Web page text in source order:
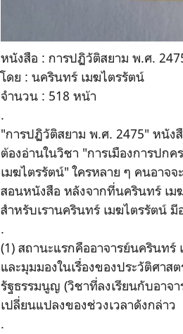
หนังสือ : การปฏิวัติสยาม พ.ศ.
โดย : นครินทร์ เมฆไตรรัตน์
จำนวน : 518 หน้า
.
"การปฏิวัติสยาม พ.ศ. 2475" หนัง
ต้องอ่านในวิชา "การเมืองการปก
เมฆไตรรัตน์" ใครหลาย ๆ คนอาจ
สอนหนังสือ หลังจากที่นครินทร์ เม
สำหรับเรานครินทร์ เมฆไตรรัตน์
.
(1) สถานะแรกคืออาจารย์นครินท
และมุมมองในเรื่องของประวัติศาส
รัฐธรรมนูญ (วิชาที่ลงเรียนกับอาจา
เปลี่ยนแปลงของช่วงเวลาดังกล่าว
.